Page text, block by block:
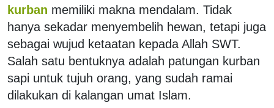
kurban memiliki makna mendalam. Tidak
hanya sekadar menyembelih hewan, tetapi juga
sebagai wujud ketaatan kepada Allah SWT.
Salah satu bentuknya adalah patungan kurban
sapi untuk tujuh orang, yang sudah ramai
dilakukan di kalangan umat Islam.